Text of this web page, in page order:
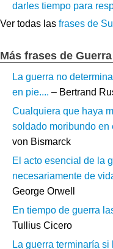
darles tiempo para
Ver todas las frases de
Más frases de Guerra
La guerra no
en pie.... – Bertrand
Cualquiera que haya
soldado moribundo en
von Bismarck
El acto esencial de la
necesariamente de
George Orwell
En tiempo de guerra
Tullius Cicero
La guerra terminaría